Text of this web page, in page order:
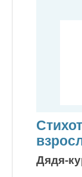
Дядя-